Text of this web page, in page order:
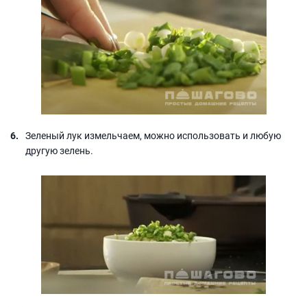
Зеленый лук измельчаем, можно использовать и любую
другую зелень.